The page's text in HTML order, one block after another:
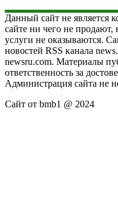
Данный сайт не является
сайте ни чего не
услуги не оказываются.
новостей RSS канала
newsru.com. Материалы
ответственность за
Администрация сайта не
Сайт от bmb1 @ 2024